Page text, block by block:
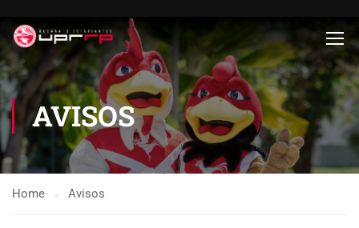
AVISOS
Home Avisos